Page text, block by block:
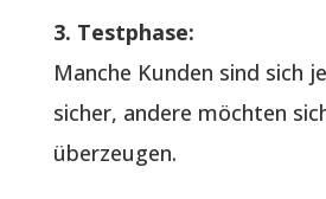
3. Testphase:
Manche Kunden sind sich
sicher, andere möchten
überzeugen.